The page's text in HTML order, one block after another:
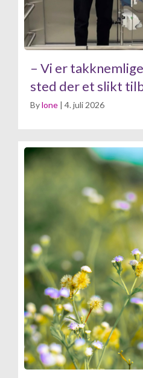
– Vi er
sted der et slikt
Bylone | 4. juli 2026